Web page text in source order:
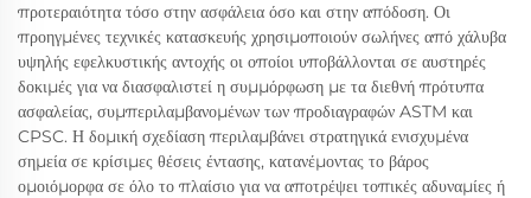
προτεραιότητα τόσο στην ασφάλεια όσο και στην απόδοση. Οι
προηγμένες τεχνικές κατασκευής χρησιμοποιούν σωλήνες από χάλυβα
υψηλής εφελκυστικής αντοχής οι οποίοι υποβάλλονται σε αυστηρές
δοκιμές για να διασφαλιστεί η συμμόρφωση με τα διεθνή πρότυπα
ασφαλείας, συμπεριλαμβανομένων των προδιαγραφών ASTM και
CPSC. Η δομική σχεδίαση περιλαμβάνει στρατηγικά ενισχυμένα
σημεία σε κρίσιμες θέσεις έντασης, κατανέμοντας το βάρος
ομοιόμορφα σε όλο το πλαίσιο για να αποτρέψει τοπικές αδυναμίες ή